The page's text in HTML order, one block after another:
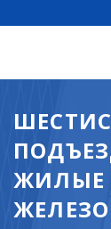
ЖИЛЫЕ